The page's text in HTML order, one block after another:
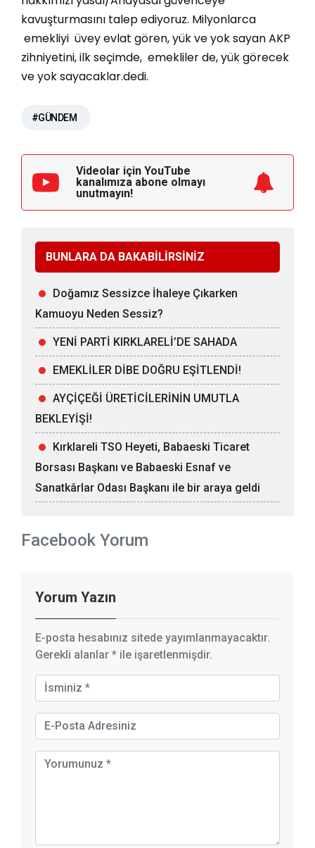
kavuşturmasını talep ediyoruz. Milyonlarca
emekliyi üvey evlat gören, yük ve yok sayan AKP
zihniyetini, ilk seçimde, emekliler de, yük görecek
ve yok sayacaklar.dedi.
#GÜNDEM
Videolar için YouTube
kanalımıza abone olmayı
unutmayın!
BUNLARA DA BAKABİLİRSİNİZ
Doğamız Sessizce İhaleye Çıkarken
Kamuoyu Neden Sessiz?
YENİ PARTİ KIRKLARELİ’DE SAHADA
EMEKLİLER DİBE DOĞRU EŞİTLENDİ!
AYÇİÇEĞİ ÜRETİCİLERİNİN UMUTLA
BEKLEYİŞİ!
Kırklareli TSO Heyeti, Babaeski Ticaret
Borsası Başkanı ve Babaeski Esnaf ve
Sanatkârlar Odası Başkanı ile bir araya geldi
Facebook Yorum
Yorum Yazın
E-posta hesabınız sitede yayımlanmayacaktır.
Gerekli alanlar * ile işaretlenmişdir.